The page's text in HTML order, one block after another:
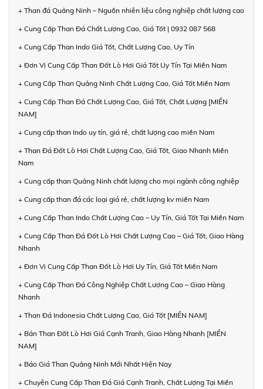
+ Than đá Quảng Ninh – Nguồn nhiên liệu công nghiệp chất lượng cao
+ Cung Cấp Than Đá Chất Lượng Cao, Giá Tốt | 0932 087 568
+ Cung Cấp Than Indo Giá Tốt, Chất Lượng Cao, Uy Tín
+ Đơn Vị Cung Cấp Than Đốt Lò Hơi Giá Tốt Uy Tín Tại Miền Nam
+ Cung Cấp Than Quảng Ninh Chất Lượng Cao, Giá Tốt Miền Nam
+ Cung Cấp Than Đá Chất Lượng Cao, Giá Tốt, Chất Lượng [MIỀN
NAM]
+ Cung cấp than Indo uy tín, giá rẻ, chất lượng cao miền Nam
+ Than Đá Đốt Lò Hơi Chất Lượng Cao, Giá Tốt, Giao Nhanh Miền
Nam
+ Cung cấp than Quảng Ninh chất lượng cho mọi ngành công nghiệp
+ Cung cấp than đá các loại giá rẻ, chất lượng kv miền Nam
+ Cung Cấp Than Indo Chất Lượng Cao – Uy Tín, Giá Tốt Tại Miền Nam
+ Cung Cấp Than Đá Đốt Lò Hơi Chất Lượng Cao – Giá Tốt, Giao Hàng
Nhanh
+ Đơn Vị Cung Cấp Than Đốt Lò Hơi Uy Tín, Giá Tốt Miền Nam
+ Cung Cấp Than Đá Công Nghiệp Chất Lượng Cao – Giao Hàng
Nhanh
+ Than Đá Indonesia Chất Lượng Cao, Giá Tốt [MIỀN NAM]
+ Bán Than Đốt Lò Hơi Giá Cạnh Tranh, Giao Hàng Nhanh [MIỀN
NAM]
+ Báo Giá Than Quảng Ninh Mới Nhất Hiện Nay
+ Chuyên Cung Cấp Than Đá Giá Cạnh Tranh, Chất Lượng Tại Miền